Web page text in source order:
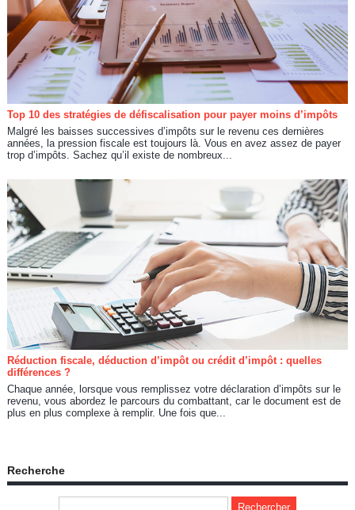
Top 10 des stratégies de défiscalisation pour payer moins d’impôts
Malgré les baisses successives d’impôts sur le revenu ces dernières
années, la pression fiscale est toujours là. Vous en avez assez de payer
trop d’impôts. Sachez qu’il existe de nombreux...
Réduction fiscale, déduction d’impôt ou crédit d’impôt : quelles
différences ?
Chaque année, lorsque vous remplissez votre déclaration d’impôts sur le
revenu, vous abordez le parcours du combattant, car le document est de
plus en plus complexe à remplir. Une fois que...
Recherche